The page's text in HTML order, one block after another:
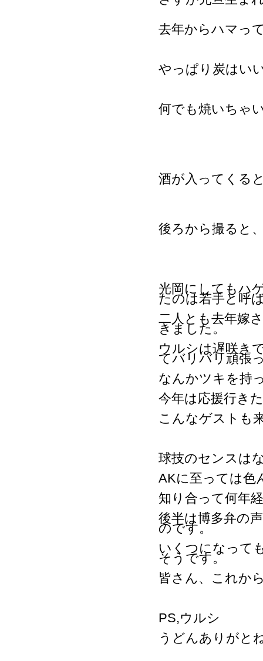
去年からハマっ
やっぱり炭はい
何でも焼いちゃ
酒が入ってくる
後ろから撮ると
光岡にしてもハ
たのは若手と呼
二人とも去年嫁
きました。
ウルシは遅咲き
てバリバリ頑張
なんかツキを持
今年は応援行き
こんなゲストも
球技のセンスは
AKに至っては色
知り合って何年
後半は博多弁の
のです。
いくつになって
そうです。
皆さん、これか
PS,ウルシ
うどんありがと